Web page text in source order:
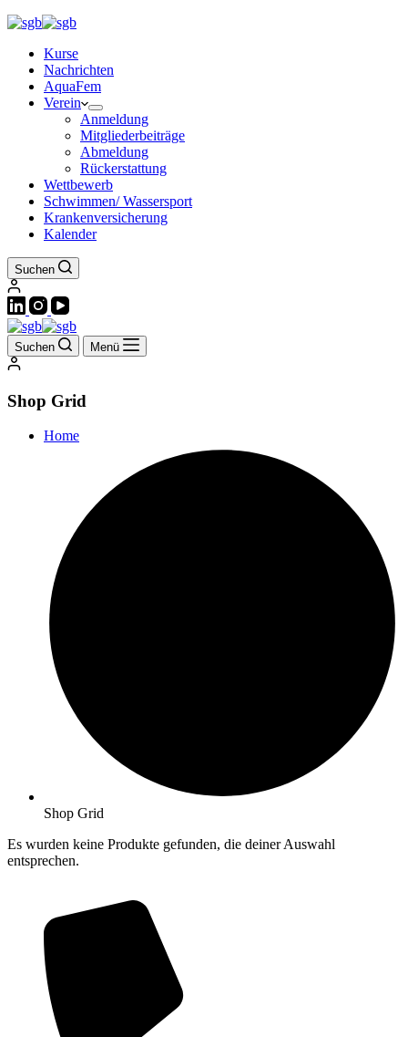
Kurse
Nachrichten
AquaFem
Verein
Anmeldung
Mitgliederbeiträge
Abmeldung
Rückerstattung
Wettbewerb
Schwimmen/ Wassersport
Krankenversicherung
Kalender
Suchen
Suchen Menü
Shop Grid
Home
Shop Grid
Es wurden keine Produkte gefunden, die deiner Auswahl
entsprechen.